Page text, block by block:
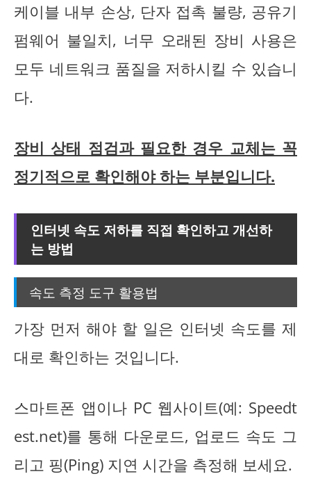
케이블 내부 손상, 단자 접촉 불량, 공유기
펌웨어 불일치, 너무 오래된 장비 사용은
모두 네트워크 품질을 저하시킬 수 있습니
다.
장비 상태 점검과 필요한 경우 교체는 꼭
정기적으로 확인해야 하는 부분입니다.
인터넷 속도 저하를 직접 확인하고 개선하
는 방법
속도 측정 도구 활용법
가장 먼저 해야 할 일은 인터넷 속도를 제
대로 확인하는 것입니다.
스마트폰 앱이나 PC 웹사이트(예: Speedt
est.net)를 통해 다운로드, 업로드 속도 그
리고 핑(Ping) 지연 시간을 측정해 보세요.